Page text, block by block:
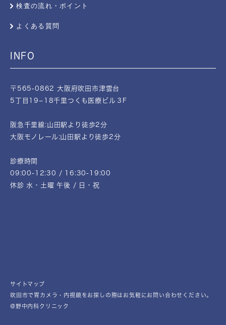
検査の流れ・ポイント
よくある質問
INFO
〒565-0862 大阪府吹田市津雲台
5丁目19−18千里つくも医療ビル３F
阪急千里線:山田駅より徒歩2分
大阪モノレール:山田駅より徒歩2分
診療時間
09:00-12:30 / 16:30-19:00
休診 水・土曜 午後 / 日・祝
サイトマップ
吹田市で胃カメラ・内視鏡をお探しの際はお気軽にお問い合わせください。
@野中内科クリニック